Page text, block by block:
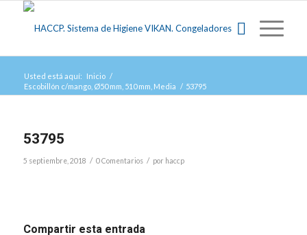
Usted está aquí: Inicio /
Escobillón c/mango, Ø50 mm, 510 mm, Media / 53795
53795
5 septiembre, 2018 / 0 Comentarios / por haccp
Compartir esta entrada